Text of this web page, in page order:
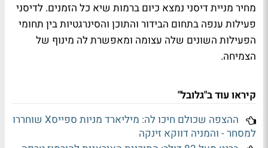
מחיר מניית דיסני נמצא כיום ברמות שיא כל הזמנים. לדיסני
פעילות ענפה בתחום הבידור והתוכן והסינרגטיות בין תחומי
הפעילות השונים שלה עצומה ומאפשרת לה מינוף של
הצמיחה.
קיראו עוד ב"גלובל"
ההצפה שכולם חיכו לה: מיליארד מניות ספייסX שוחררו
למסחר - והמניה דווקא זינקה